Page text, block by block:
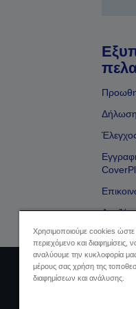
Δήλωση
Χρησιμοποιούμε cookies ώστε
περιεχόμενο και διαφημίσεις,
αναλύουμε την κυκλοφορία
μέρους σας χρήση της
διαφημίσεων και ανάλυσης.